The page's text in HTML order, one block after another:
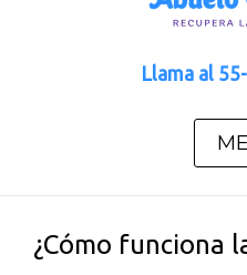
Llama al
¿Cómo funciona